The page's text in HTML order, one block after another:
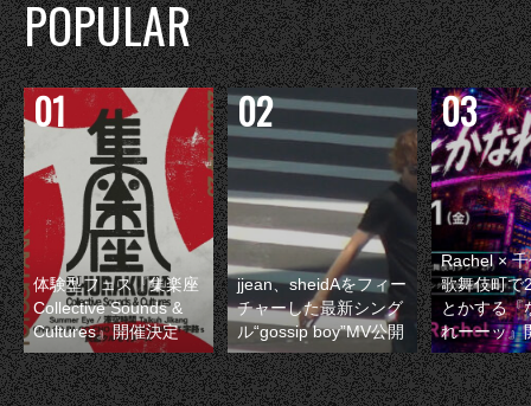
POPULAR
体験型フェス『集楽座
Collective Sounds &
Cultures』開催決定
jjean、sheidAをフィー
チャーした最新シング
ル“gossip boy”MV公開
Rachel ×
歌舞伎町で
とかする『
れーーッ』